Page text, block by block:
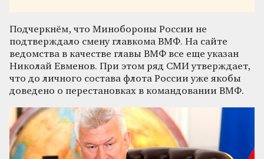
Подчеркнём, что Минобороны России не
подтверждало смену главкома ВМФ. На сайте
ведомства в качестве главы ВМФ все еще указан
Николай Евменов. При этом ряд СМИ утверждает,
что до личного состава флота России уже якобы
доведено о перестановках в командовании ВМФ.